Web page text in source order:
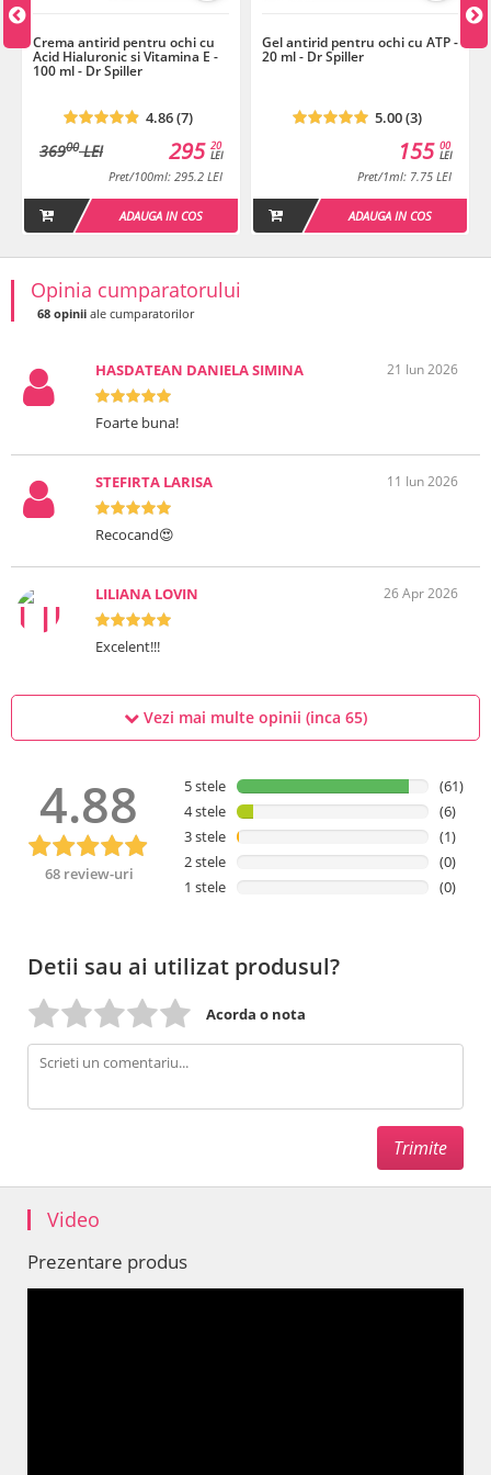
Crema antirid pentru ochi cu
Acid Hialuronic si Vitamina E -
100 ml - Dr Spiller
4.86 (7)
36900LEI 20
LEI
295
Pret/100ml: 295.2 LEI
ADAUGA IN COS
Gel antirid pentru ochi cu ATP -
20 ml - Dr Spiller
5.00 (3)
00
LEI
155
Pret/1ml: 7.75 LEI
ADAUGA IN COS
Opinia cumparatorului
68 opinii ale cumparatorilor
HASDATEAN DANIELA SIMINA 21 Iun 2026
Foarte buna!
STEFIRTA LARISA 11 Iun 2026
Recocand😍
LILIANA LOVIN 26 Apr 2026
Excelent!!!
Vezi mai multe opinii (inca 65)
4.88
68 review-uri
5 stele
(61)
4 stele
(6)
3 stele
(1)
2 stele
(0)
1 stele
(0)
Detii sau ai utilizat produsul?
Acorda o nota
Video
Prezentare produs